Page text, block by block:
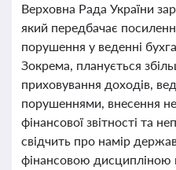
Верховна Рада України
який передбачає
порушення у веденні
Зокрема, планується
приховування доходів,
порушеннями, внесення
фінансової звітності та
свідчить про намір
фінансовою дисципліною